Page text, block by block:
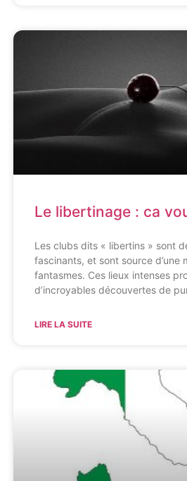
Le libertinage : ca
Les clubs dits « libertins » sont
fascinants, et sont source d’une
fantasmes. Ces lieux intenses
d’incroyables découvertes de
LIRE LA SUITE